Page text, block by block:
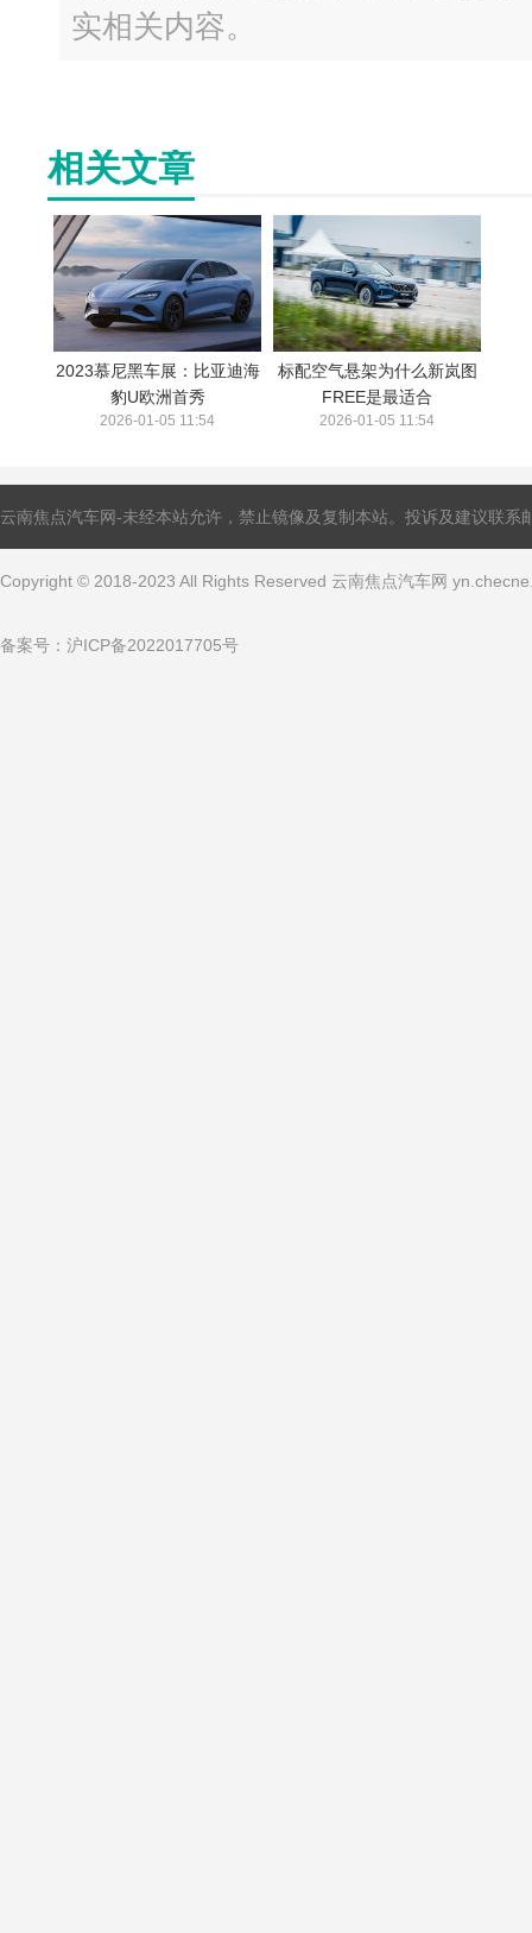
实相关内容。
相关文章
2023慕尼黑车展：比亚迪海
豹U欧洲首秀
2026-01-05 11:54
标配空气悬架为什么新岚图
FREE是最适合
2026-01-05 11:54
云南焦点汽车网-未经本站允许，禁止镜像及复制本站。投诉及建议联
Copyright © 2018-2023 All Rights Reserved 云南焦点汽车网
备案号： 沪ICP备2022017705号